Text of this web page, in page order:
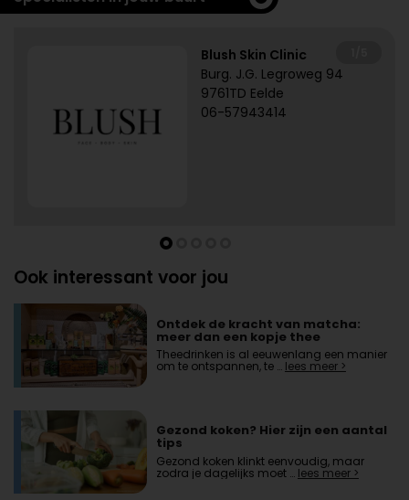
Blush Skin Clinic
Burg. J.G. Legroweg 94
9761TD Eelde
06-57943414
Ook interessant voor jou
Ontdek de kracht van matcha:
meer dan een kopje thee
Theedrinken is al eeuwenlang een manier
om te ontspannen, te … lees meer >
Gezond koken? Hier zijn een aantal
tips
Gezond koken klinkt eenvoudig, maar
zodra je dagelijks moet … lees meer >